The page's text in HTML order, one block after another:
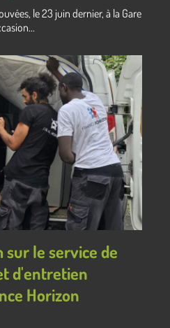
le 23 juin dernier, à la Gare
sur le service de
d'entretien
Horizon